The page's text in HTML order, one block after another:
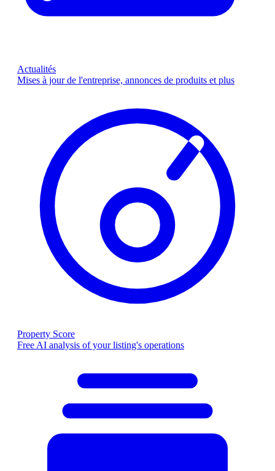
Actualités
Mises à jour de l'entreprise, annonces de produits et plus
Property Score
Free AI analysis of your listing's operations